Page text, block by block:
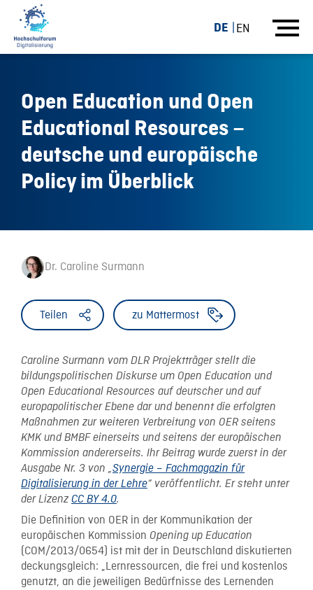
DE EN
Open Education und Open
Educational Resources –
deutsche und europäische
Policy im Überblick
Dr. Caroline Surmann
Teilen zu Mattermost
Caroline Surmann vom DLR Projektträger stellt die
bildungspolitischen Diskurse um Open Education und
Open Educational Resources auf deutscher und auf
europapolitischer Ebene dar und benennt die erfolgten
Maßnahmen zur weiteren Verbreitung von OER seitens
KMK und BMBF einerseits und seitens der europäischen
Kommission andererseits. Ihr Beitrag wurde zuerst in der
Ausgabe Nr. 3 von „Synergie – Fachmagazin für
Digitalisierung in der Lehre“ veröffentlicht. Er steht unter
der Lizenz CC BY 4.0.
Die Definition von OER in der Kommunikation der
europäischen Kommission Opening up Education
(COM/2013/0654) ist mit der in Deutschland diskutierten
deckungsgleich: „Lernressourcen, die frei und kostenlos
genutzt, an die jeweiligen Bedürfnisse des Lernenden